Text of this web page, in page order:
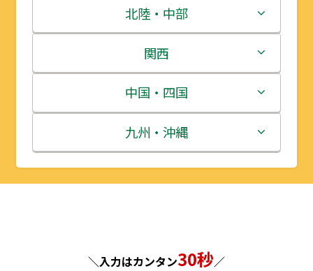
青森県
岩手県
宮城県
秋田県
山形県
茨城県
栃木県
群馬県
埼玉県
千葉県
北陸・中部
新潟県
富山県
石川県
福井県
関西
三重県
滋賀県
京都府
中国・四国
鳥取県
島根県
九州・沖縄
福岡県
＼入力はカンタン30秒／